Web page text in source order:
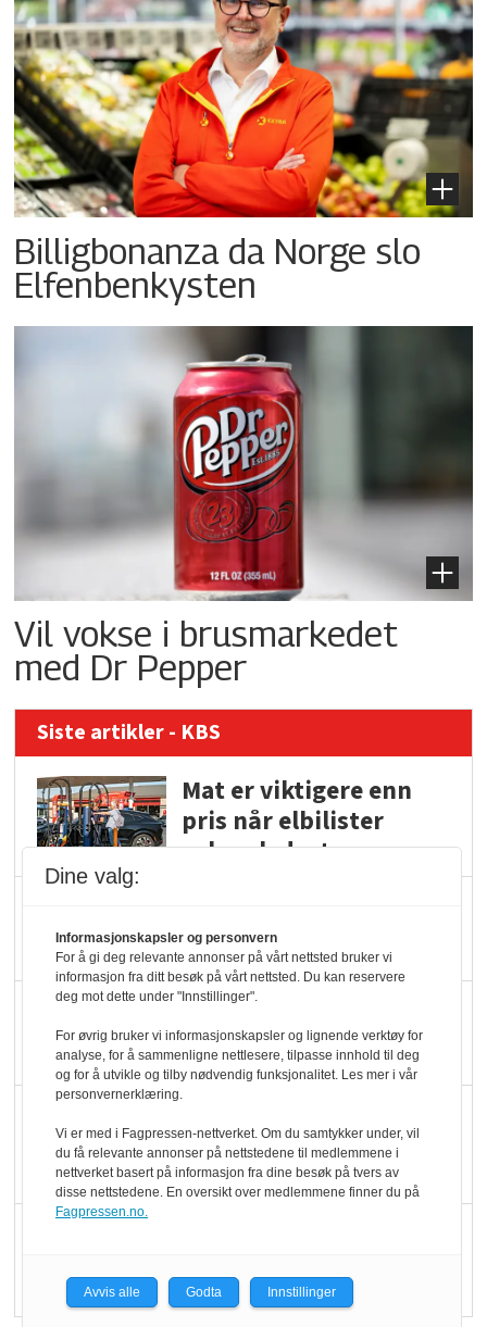
Billigbonanza da Norge slo
Elfenbenkysten
Vil vokse i brusmarkedet
med Dr Pepper
Siste artikler - KBS
Mat er viktigere enn
pris når elbilister
velger ladestopp
legger ned hver måned
Potetball, kylling og 98
oktan
endring: Stadig større
serveringstilbud
Dine valg:
Informasjonskapsler og personvern
For å gi deg relevante annonser på vårt nettsted bruker vi
informasjon fra ditt besøk på vårt nettsted. Du kan reservere
deg mot dette under "Innstillinger".
For øvrig bruker vi informasjonskapsler og lignende verktøy for
analyse, for å sammenligne nettlesere, tilpasse innhold til deg
og for å utvikle og tilby nødvendig funksjonalitet. Les mer i vår
personvernerklæring.
Vi er med i Fagpressen-nettverket. Om du samtykker under, vil
du få relevante annonser på nettstedene til medlemmene i
nettverket basert på informasjon fra dine besøk på tvers av
disse nettstedene. En oversikt over medlemmene finner du på
Fagpressen.no.
Avvis alle Godta Innstillinger